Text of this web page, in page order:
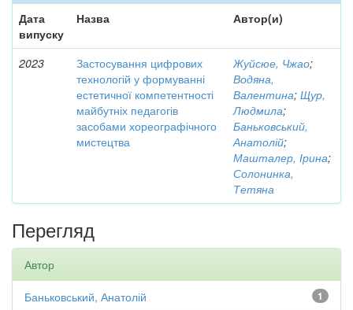
Дата
випуску
Назва Автор(и)
2023
Застосування цифрових
технологій у формуванні
естетичної компетентності
майбутніх педагогів
засобами хореографічного
мистецтва
Жуйсюе, Чжао;
Водяна,
Валентина; Щур,
Людмила;
Баньковський,
Анатолій;
Машталер, Ірина;
Солонинка,
Тетяна
Перегляд
Автор
1
Баньковський, Анатолій